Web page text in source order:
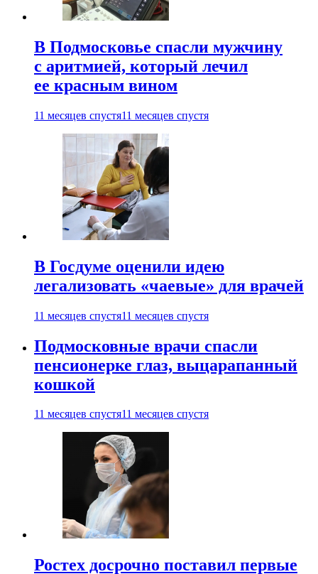
В Подмосковье спасли мужчину
с аритмией, который лечил
ее красным вином
11 месяцев спустя11 месяцев спустя
В Госдуме оценили идею
легализовать «чаевые» для врачей
11 месяцев спустя11 месяцев спустя
Подмосковные врачи спасли
пенсионерке глаз, выцарапанный
кошкой
11 месяцев спустя11 месяцев спустя
Ростех досрочно поставил первые